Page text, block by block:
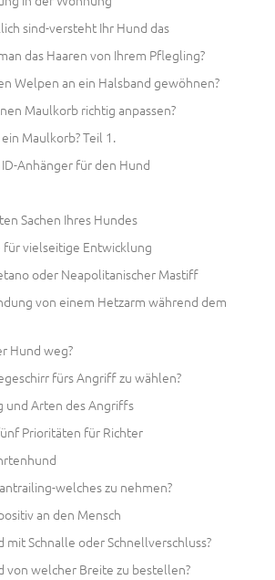
sind-versteht Ihr Hund das
das Haaren von Ihrem Pflegling?
Welpen an ein Halsband gewöhnen?
Maulkorb richtig anpassen?
Maulkorb? Teil 1.
Anhänger für den Hund
Sachen Ihres Hundes
für vielseitige Entwicklung
oder Neapolitanischer Mastiff
von einem Hetzarm während dem
Hund weg?
fürs Angriff zu wählen?
und Arten des Angriffs
Prioritäten für Richter
welches zu nehmen?
an den Mensch
mit Schnalle oder Schnellverschluss?
von welcher Breite zu bestellen?